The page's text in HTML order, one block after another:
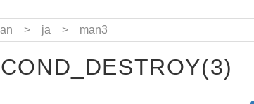
> ja > man3